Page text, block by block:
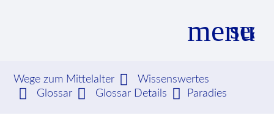
menu
Suchbegriffe SUCHEN
Wege zum Mittelalter
Wissenswertes
Glossar
Glossar Details Paradies